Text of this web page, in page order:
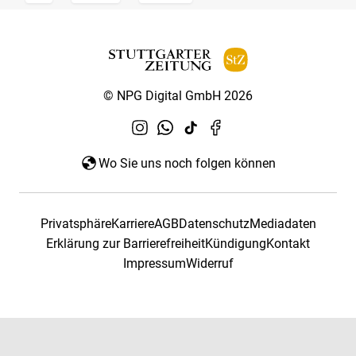
© NPG Digital GmbH 2026
Wo Sie uns noch folgen können
PrivatsphäreKarriereAGBDatenschutzMediadaten
Erklärung zur BarrierefreiheitKündigungKontakt
ImpressumWiderruf